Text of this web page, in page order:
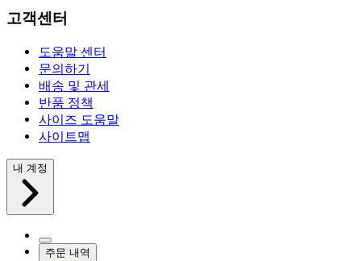
고객센터
도움말 센터
문의하기
배송 및 관세
반품 정책
사이즈 도움말
사이트맵
내 계정
주문 내역